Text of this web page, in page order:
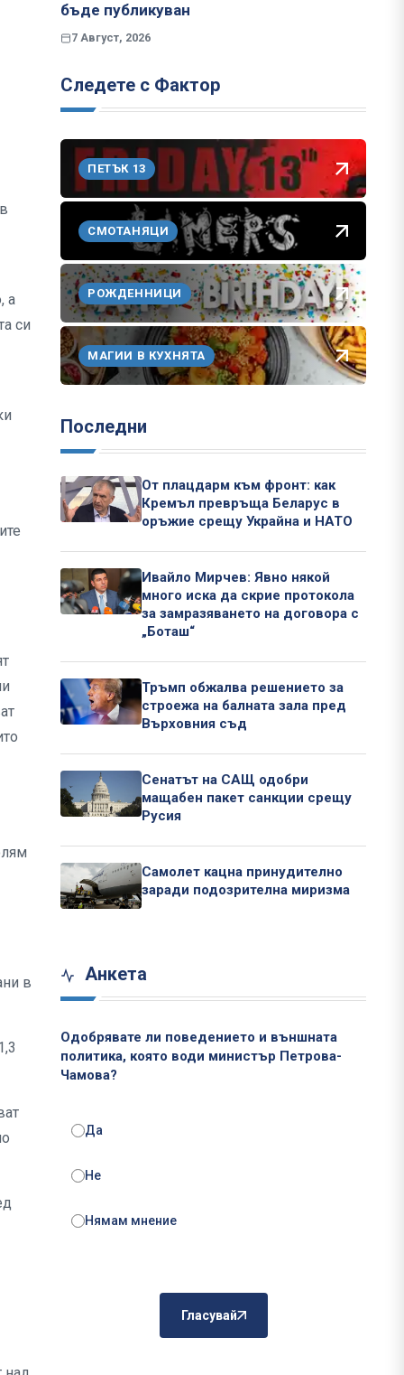
а
си
в
бъде публикуван
7 Август, 2026
Следете с Фактор
ПЕТЪК 13
СМОТАНЯЦИ
РОЖДЕННИЦИ
МАГИИ В КУХНЯТА
Последни
От плацдарм към фронт: как
Кремъл превръща Беларус в
оръжие срещу Украйна и НАТО
Ивайло Мирчев: Явно някой
много иска да скрие протокола
за замразяването на договора с
„Боташ“
Тръмп обжалва решението за
строежа на балната зала пред
Върховния съд
Сенатът на САЩ одобри
мащабен пакет санкции срещу
Русия
Самолет кацна принудително
заради подозрителна миризма
Анкета
Одобрявате ли поведението и външната
политика, която води министър Петрова-
Чамова?
Да
Не
Нямам мнение
Гласувай